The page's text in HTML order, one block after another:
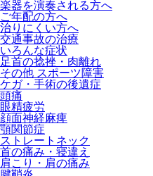
楽器を演奏される方へ
ご年配の方へ
治りにくい方へ
交通事故の治療
いろんな症状
足首の捻挫・肉離れ
その他 スポーツ障害
ケガ・手術の後遺症
頭痛
眼精疲労
顔面神経麻痺
顎関節症
ストレートネック
首の痛み・寝違え
肩こり・肩の痛み